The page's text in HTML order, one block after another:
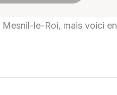
le-Roi, mais voici